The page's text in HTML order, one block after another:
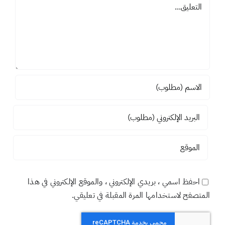
احفظ اسمي ، بريدي الإلكتروني ، والموقع الإلكتروني في هذا
المتصفح لاستخدامها المرة المقبلة في تعليقي.